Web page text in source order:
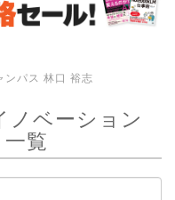
パス 林口 裕志
ノベーション
覧